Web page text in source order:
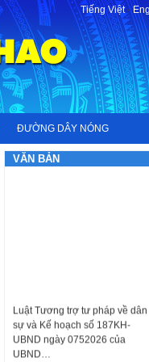
Tiếng Việt-
ĐƯỜNG DÂY NÓNG
VĂN BẢN
sự và Kế hoạch số 187KH-
UBND ngày 0752026 của
UBND…